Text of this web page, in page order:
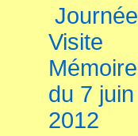
Journée
Visite
Mémoire
du 7 juin
2012